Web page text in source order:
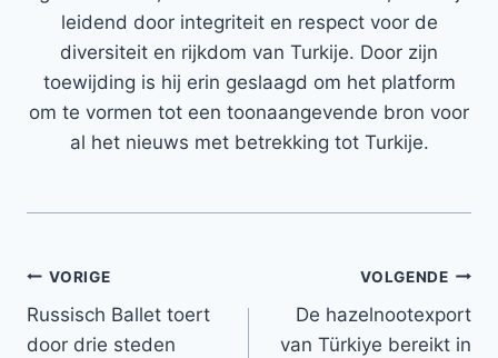
leidend door integriteit en respect voor de
diversiteit en rijkdom van Turkije. Door zijn
toewijding is hij erin geslaagd om het platform
om te vormen tot een toonaangevende bron voor
al het nieuws met betrekking tot Turkije.
Bericht
navigatie
VORIGE
Russisch Ballet toert
door drie steden
VOLGENDE
De hazelnootexport
van Türkiye bereikt in